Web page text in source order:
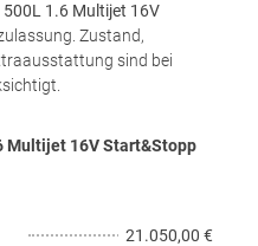
500L 1.6 Multijet 16V
Zustand,
sind bei
Multijet 16V Start&Stopp
21.050,00 €